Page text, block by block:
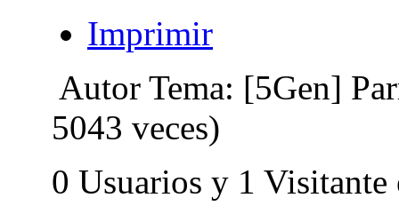
Imprimir
Autor Tema: [5Gen]
5043 veces)
0 Usuarios y 1 Visitante